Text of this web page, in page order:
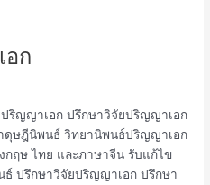
อก
ริญญาเอก ปรึกษาวิจัยปริญญาเอก
ดุษฎีนิพนธ์ วิทยานิพนธ์ปริญญาเอก
ฤษ ไทย และภาษาจีน รับแก้ไข
ปรึกษาวิจัยปริญญาเอก ปรึกษา